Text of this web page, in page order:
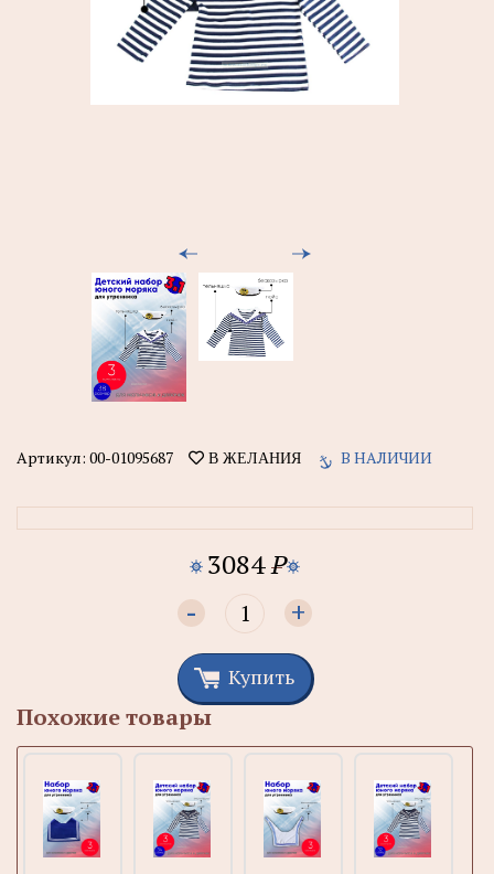
Артикул: 00-01095687 В ЖЕЛАНИЯ В НАЛИЧИИ
3084P
- +
Купить
Похожие товары